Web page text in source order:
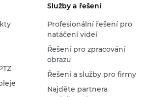
Služby a řešení
Profesionální řešení pro
natáčení videí
Řešení pro zpracování
obrazu
Řešení a služby pro firmy
Najděte partnera